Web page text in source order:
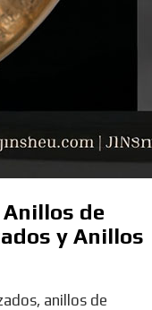
de
y Anillos
anillos de